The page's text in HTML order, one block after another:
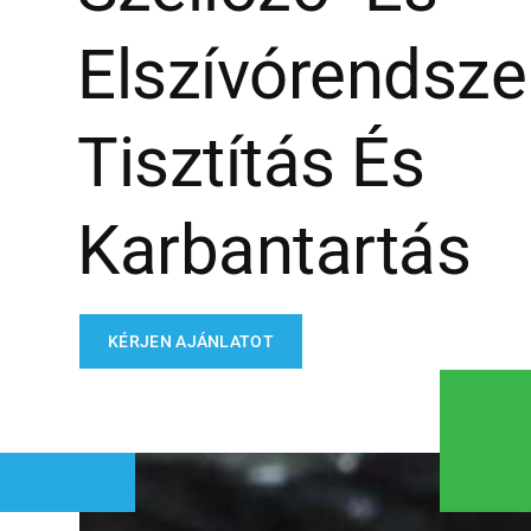
Tisztítás És
Karbantartás
KÉRJEN AJÁNLATOT